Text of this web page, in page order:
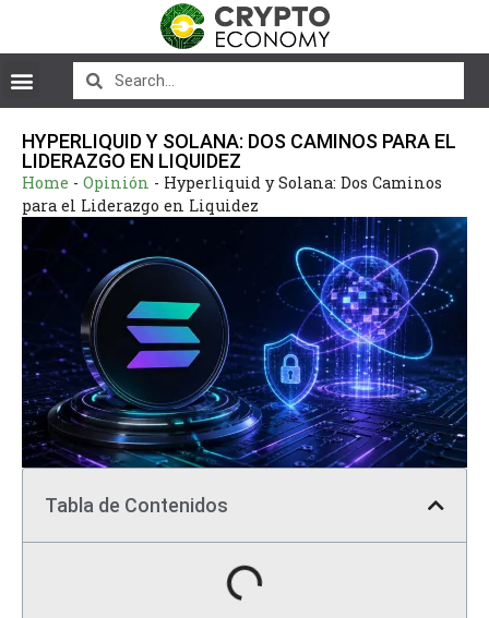
HYPERLIQUID Y SOLANA: DOS CAMINOS PARA EL
LIDERAZGO EN LIQUIDEZ
Home - Opinión - Hyperliquid y Solana: Dos Caminos
para el Liderazgo en Liquidez
Tabla de Contenidos